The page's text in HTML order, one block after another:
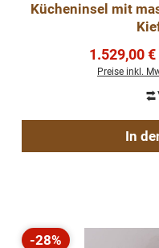
Kücheninsel mit
1.529,00 €
Preise inkl.
In
-28%